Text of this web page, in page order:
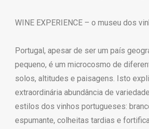
WINE EXPERIENCE – o museu dos
Portugal, apesar de ser um país
pequeno, é um microcosmo de
solos, altitudes e paisagens. Isto
extraordinária abundância de
estilos dos vinhos portugueses:
espumante, colheitas tardias e